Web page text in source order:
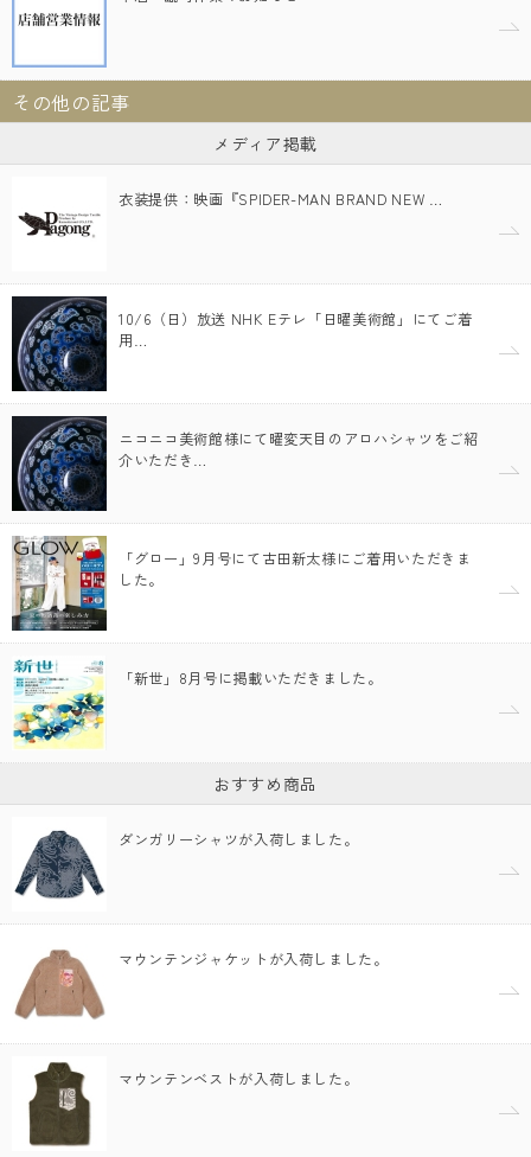
その他の記事
メディア掲載
衣装提供：映画『SPIDER-MAN BRAND NEW …
10/6（日）放送 NHK Eテレ「日曜美術館」にてご着
用…
ニコニコ美術館様にて曜変天目のアロハシャツをご紹
介いただき…
「グロー」9月号にて古田新太様にご着用いただきま
した。
「新世」8月号に掲載いただきました。
おすすめ商品
ダンガリーシャツが入荷しました。
マウンテンジャケットが入荷しました。
マウンテンベストが入荷しました。